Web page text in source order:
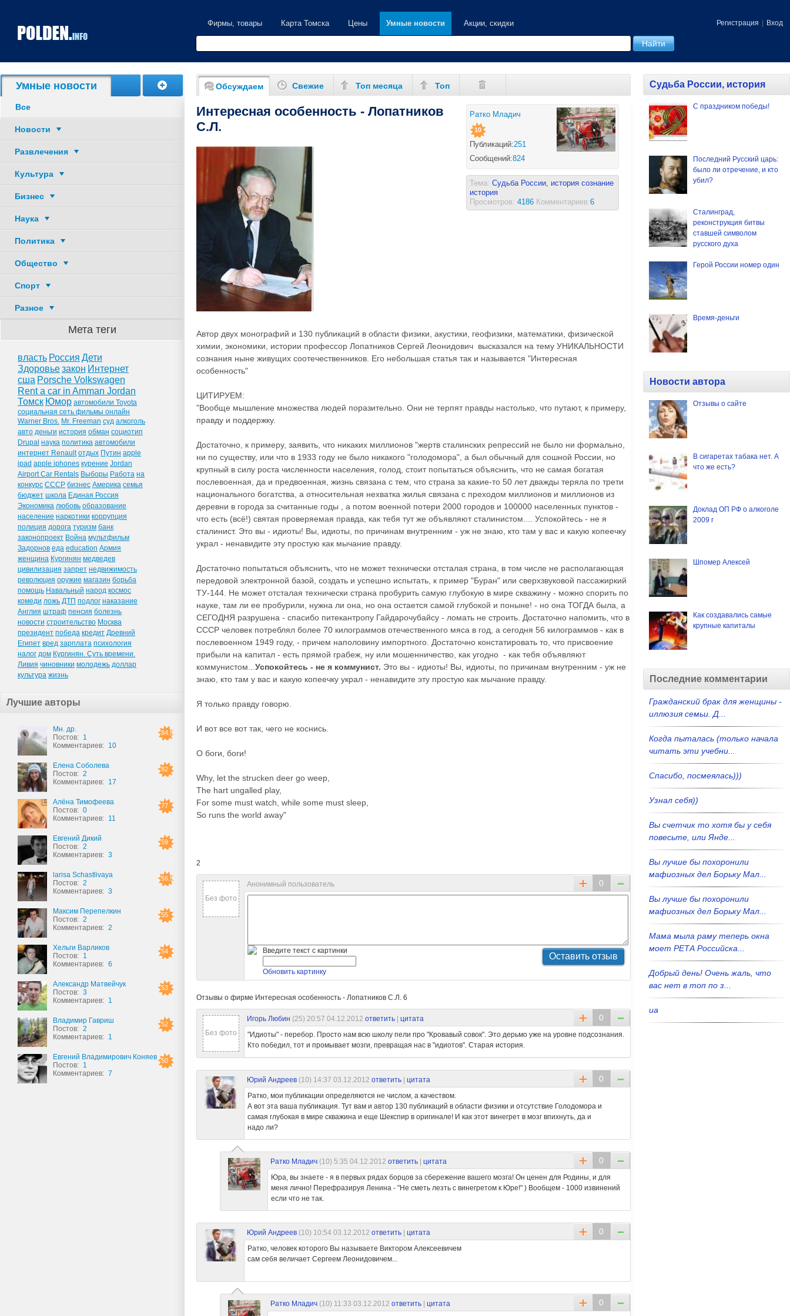
Регистрация Вход
Фирмы, товары Карта Томска Цены Умные новости Акции, скидки
Умные новости
Все
Новости
Развлечения
Культура
Бизнес
Наука
Политика
Общество
Спорт
Разное
Мета теги
власть Россия Дети
Здоровьезакон Интернет
сша Porsche Volkswagen
Rent a car in Amman Jordan
Томск Юмор автомобили Toyota
социальная сеть фильмы онлайн
Warner Bros. Mr. Freeman суд алкоголь
авто деньги история обман социотип
Drupal наука политика автомобили
интернет Renault отдых Путин apple
ipad apple iphones курение Jordan
Airport Car Rentals Выборы Работа на
конкурс СССР бизнес Америка семья
бюджет школа Единая Россия
Экономика любовь образование
население наркотики коррупция
полиция дорога туризм банк
законопроект Война мультфильм
Задорнов еда education Армия
женщина Кургинян медведев
цивилизация запрет недвижимость
революция оружие магазин борьба
помощь Навальный народ космос
комеди ложь ДТП подлог наказание
Англия штраф пенсия болезнь
новости строительство Москва
президент победа кредит Древний
Египет вред зарплата психология
налог дом Кургинян. Суть времени.
Ливия чиновники молодежь доллар
культура жизнь
Лучшие авторы
84.5
Мн. др.
Постов: 1
Комментариев: 10
82
Елена Соболева
Постов: 2
Комментариев: 17
77
Алёна Тимофеева
Постов: 0
Комментариев: 11
59
Евгений Дикий
Постов: 2
Комментариев: 3
56.5
larisa Schastlivaya
Постов: 2
Комментариев: 3
55
Максим Перепелкин
Постов: 2
Комментариев: 2
54
Хельги Варликов
Постов: 1
Комментариев: 6
53
Александр Матвейчук
Постов: 3
Комментариев: 1
52
Владимир Гавриш
Постов: 2
Комментариев: 1
50
Евгений Владимирович Коняев
Постов: 1
Комментариев: 7
Судьба России, история
С праздником победы!
Последний Русский царь:
было ли отречение, и кто
убил?
Сталинград,
реконструкция битвы
ставшей символом
русского духа
Герой России номер один
Время-деньги
Новости автора
Отзывы о сайте
В сигаретах табака нет. А
что же есть?
Доклад ОП РФ о алкоголе
2009 г
Шпомер Алексей
Как создавались самые
крупные капиталы
Последние комментарии
Гражданский брак для женщины -
иллюзия семьи. Д...
Когда пыталась (только начала
читать эти учебни...
Спасибо, посмеялась)))
Узнал себя))
Вы счетчик то хотя бы у себя
повесьте, или Янде...
Вы лучше бы похоронили
мафиозных дел Борьку Мал...
Вы лучше бы похоронили
мафиозных дел Борьку Мал...
Мама мыла раму теперь окна
моет РЕТА Российска...
Добрый день! Очень жаль, что
вас нет в топ по з...
иа
Обсуждаем Свежие Топ месяца Топ
Ратко Младич
10
Публикаций:251
Сообщений:824
Тема: Судьба России, история сознание
история
Просмотров: 4186 Комментариев:6
Интересная особенность - Лопатников
С.Л.
Автор двух монографий и 130 публикаций в области физики, акустики, геофизики, математики, физической
химии, экономики, истории профессор Лопатников Сергей Леонидович высказался на тему УНИКАЛЬНОСТИ
сознания ныне живущих соотечественников. Его небольшая статья так и называется "Интересная
особенность"
ЦИТИРУЕМ:
"Вообще мышление множества людей поразительно. Они не терпят правды настолько, что путают, к примеру,
правду и поддержку.
Достаточно, к примеру, заявить, что никаких миллионов "жертв сталинских репрессий не было ни формально,
ни по существу, или что в 1933 году не было никакого "голодомора", а был обычный для сошной России, но
крупный в силу роста численности населения, голод, стоит попытаться объяснить, что не самая богатая
послевоенная, да и предвоенная, жизнь связана с тем, что страна за какие-то 50 лет дважды теряла по трети
национального богатства, а относительная нехватка жилья связана с преходом миллионов и миллионов из
деревни в города за считанные годы , а потом военной потери 2000 городов и 100000 населенных пунктов -
что есть (всё!) святая проверяемая правда, как тебя тут же объявляют сталинистом.... Успокойтесь - не я
сталинист. Это вы - идиоты! Вы, идиоты, по причинам внутренним - уж не знаю, кто там у вас и какую копеечку
украл - ненавидите эту простую как мычание правду.
Достаточно попытаться объяснить, что не может технически отсталая страна, в том числе не располагающая
передовой электронной базой, создать и успешно испытать, к пример "Буран" или сверхзвуковой пассажиркий
ТУ-144. Не может отсталая технически страна пробурить самую глубокую в мире скважину - можно спорить по
науке, там ли ее пробурили, нужна ли она, но она остается самой глубокой и поныне! - но она ТОГДА была, а
СЕГОДНЯ разрушена - спасибо питекантропу Гайдарочубайсу - ломать не строить. Достаточно напомить, что в
СССР человек потреблял более 70 килограммов отечественного мяса в год, а сегодня 56 килограммов - как в
послевоенном 1949 году, - причем наполовину импортного. Достаточно констатировать то, что присвоение
прибыли на капитал - есть прямой грабеж, ну или мошенничество, как угодно - как тебя объявляют
коммунистом... Успокойтесь - не я коммунист. Это вы - идиоты! Вы, идиоты, по причинам внутренним - уж не
знаю, кто там у вас и какую копеечку украл - ненавидите эту простую как мычание правду.
Я только правду говорю.
И вот все вот так, чего не коснись.
О боги, боги!
Why, let the strucken deer go weep,
The hart ungalled play,
For some must watch, while some must sleep,
So runs the world away"
2
Без фото
Анонимный пользователь 0
Введите текст с картинки
Обновить картинку
Отзывы о фирме Интересная особенность - Лопатников С.Л. 6
Без фото
Игорь Любин (25) 20:57 04.12.2012 ответить цитата 0
"Идиоты" - перебор. Просто нам всю школу пели про "Кровавый совок". Это дерьмо уже на уровне подсознания.
Кто победил, тот и промывает мозги, превращая нас в "идиотов". Старая история.
Юрий Андреев (10) 14:37 03.12.2012 ответить цитата 0
Ратко, мои публикации определяются не числом, а качеством.
А вот эта ваша публикация. Тут вам и автор 130 публикаций в области физики и отсутствие Голодомора и
самая глубокая в мире скважина и еще Шекспир в оригинале! И как этот винегрет в мозг впихнуть, да и
надо ли?
Ратко Младич (10) 5:35 04.12.2012 ответить цитата 0
Юра, вы знаете - я в первых рядах борцов за сбережение вашего мозга! Он ценен для Родины, и для
меня лично! Перефразируя Ленина - "Не сметь лезть с винегретом к Юре!" ) Вообщем - 1000 извинений
если что не так.
Юрий Андреев (10) 10:54 03.12.2012 ответить цитата 0
Ратко, человек которого Вы называете Виктором Алексеевичем
сам себя величает Сергеем Леонидовичем...
Ратко Младич (10) 11:33 03.12.2012 ответить цитата 0